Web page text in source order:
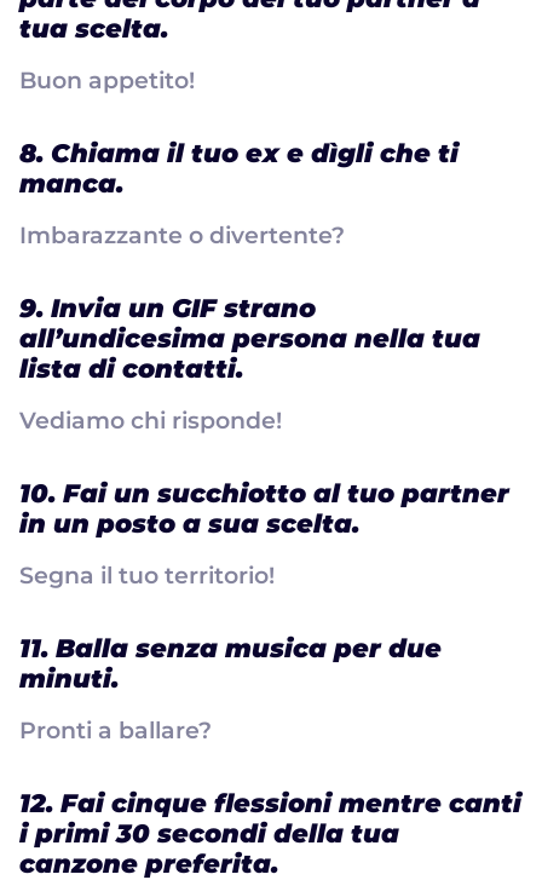
tua scelta.
Buon appetito!
8. Chiama il tuo ex e dìgli che ti
manca.
Imbarazzante o divertente?
9. Invia un GIF strano
all’undicesima persona nella tua
lista di contatti.
Vediamo chi risponde!
10. Fai un succhiotto al tuo partner
in un posto a sua scelta.
Segna il tuo territorio!
11. Balla senza musica per due
minuti.
Pronti a ballare?
12. Fai cinque flessioni mentre canti
i primi 30 secondi della tua
canzone preferita.